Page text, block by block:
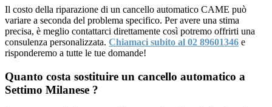
Il costo della riparazione di un cancello automatico CAME può
variare a seconda del problema specifico. Per avere una stima
precisa, è meglio contattarci direttamente così potremo offrirti una
consulenza personalizzata. Chiamaci subito al 02 89601346 e
risponderemo a tutte le tue domande!
Quanto costa sostituire un cancello automatico a
Settimo Milanese ?